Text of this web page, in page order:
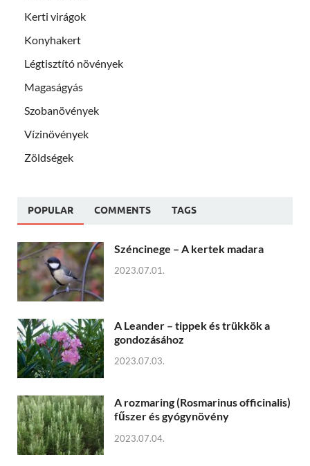
Kerti virágok
Konyhakert
Légtisztító növények
Magaságyás
Szobanövények
Vízinövények
Zöldségek
POPULAR COMMENTS TAGS
Széncinege – A kertek madara
2023.07.01.
A Leander – tippek és trükkök a
gondozásához
2023.07.03.
A rozmaring (Rosmarinus officinalis)
fűszer és gyógynövény
2023.07.04.